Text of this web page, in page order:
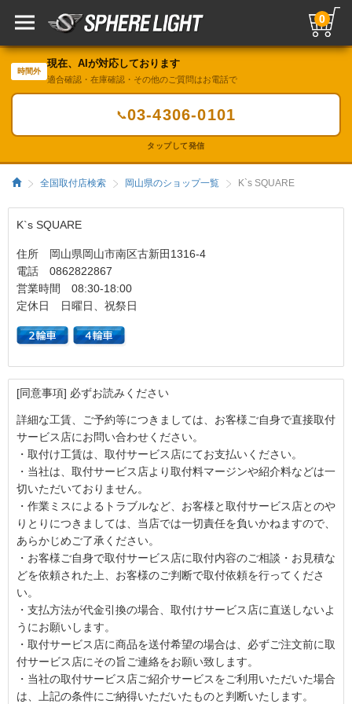
0
時間外
現在、AIが対応しております
適合確認・在庫確認・その他のご質問はお電話で
📞03-4306-0101
タップして発信
全国取付店検索 岡山県のショップ一覧 K`s SQUARE
K`s SQUARE
住所 岡山県岡山市南区古新田1316-4
電話 0862822867
営業時間 08:30-18:00
定休日 日曜日、祝祭日
[同意事項] 必ずお読みください
詳細な工賃、ご予約等につきましては、お客様ご自身で直接取付
サービス店にお問い合わせください。
・取付け工賃は、取付サービス店にてお支払いください。
・当社は、取付サービス店より取付料マージンや紹介料などは一
切いただいておりません。
・作業ミスによるトラブルなど、お客様と取付サービス店とのや
りとりにつきましては、当店では一切責任を負いかねますので、
あらかじめご了承ください。
・お客様ご自身で取付サービス店に取付内容のご相談・お見積な
どを依頼された上、お客様のご判断で取付依頼を行ってくださ
い。
・支払方法が代金引換の場合、取付けサービス店に直送しないよ
うにお願いします。
・取付サービス店に商品を送付希望の場合は、必ずご注文前に取
付サービス店にその旨ご連絡をお願い致します。
・当社の取付サービス店ご紹介サービスをご利用いただいた場合
は、上記の条件にご納得いただいたものと判断いたします。